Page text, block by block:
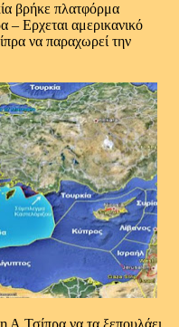
βρήκε πλατφόρμα
– Ερχεται αμερικανικό
να παραχωρεί την
Α.Τσίπρα να τα ξεπουλάει